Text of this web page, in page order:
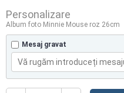
Personalizare
Album foto Minnie Mouse roz 26cm
Mesaj gravat